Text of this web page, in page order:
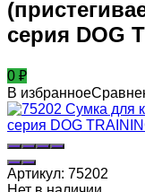
серия DOG
0 ₽
В избранное
Артикул: 75202